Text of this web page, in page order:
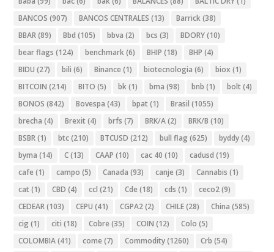
BANCOS (907) BANCOS CENTRALES (13) Barrick(38)
BBAR(89) Bbd (105) bbva (2) bcs (3) BDORY(10)
bear flags (124) benchmark(6) BHIP (18) BHP (4)
BIDU (27) bili (6) Binance (1) biotecnologia (6) biox (1)
BITCOIN (214) BITO (5) bk(1) bma (98) bnb (1) bolt (4)
BONOS (842) Bovespa (43) bpat (1) Brasil (1055)
brecha (4) Brexit (4) brfs (7) BRK/A(2) BRK/B (10)
BSBR(1) btc(210) BTCUSD (212) bull flag (625) byddy(4)
byma (14) C(13) CAAP (10) cac 40 (10) cadusd (19)
cafe (1) campo (5) Canada (93) canje (3) Cannabis (1)
cat (1) CBD (4) ccl (21) Cde (18) cds (1) ceco2(9)
CEDEAR(103) CEPU (41) CGPA2(2) CHILE(28) China (585)
cig (1) citi (18) Cobre (35) COIN (12) Colo (5)
COLOMBIA(41) come (7) Commodity(1260) Crb (54)